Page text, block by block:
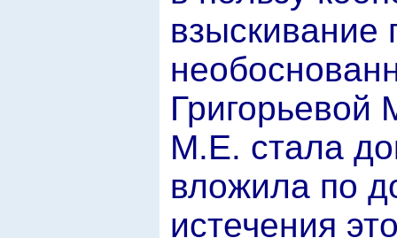
взыскивание
Григорьевой
М.Е. стала
вложила по
истечения